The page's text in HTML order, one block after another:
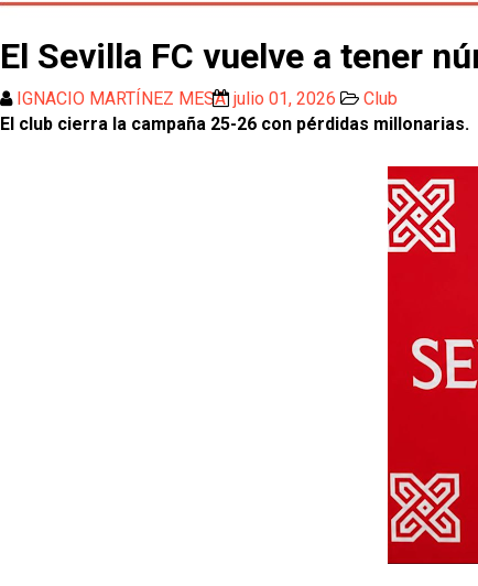
El Sevilla FC vuelve a tener
IGNACIO MARTÍNEZ MESA julio 01, 2026
Club
El club cierra la campaña 25-26 con pérdidas millonarias.